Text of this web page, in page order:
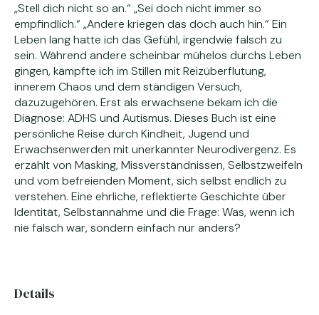
„Stell dich nicht so an.“ „Sei doch nicht immer so
empfindlich.“ „Andere kriegen das doch auch hin.“ Ein
Leben lang hatte ich das Gefühl, irgendwie falsch zu
sein. Während andere scheinbar mühelos durchs Leben
gingen, kämpfte ich im Stillen mit Reizüberflutung,
innerem Chaos und dem ständigen Versuch,
dazuzugehören. Erst als erwachsene bekam ich die
Diagnose: ADHS und Autismus. Dieses Buch ist eine
persönliche Reise durch Kindheit, Jugend und
Erwachsenwerden mit unerkannter Neurodivergenz. Es
erzählt von Masking, Missverständnissen, Selbstzweifeln
und vom befreienden Moment, sich selbst endlich zu
verstehen. Eine ehrliche, reflektierte Geschichte über
Identität, Selbstannahme und die Frage: Was, wenn ich
nie falsch war, sondern einfach nur anders?
Details